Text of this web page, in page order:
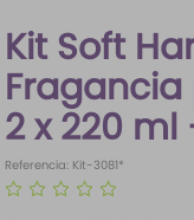
Kit Soft
2 x 220 ml
Referencia: Kit-3081*